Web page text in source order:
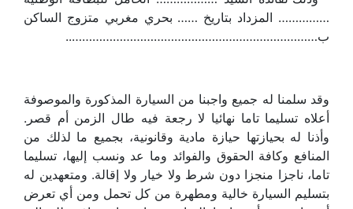
…………… المزداد بتاريخ …… بحري مغربي متزوج الساكن
ب………………………………………………………………..
وقد سلمنا له جميع واجبنا من السيارة المذكورة والموصوفة
أعلاه تسليما تاما نهائيا لا رجعة فيه طال الزمن أم قصر.
وأذنا له بحيازتها حيازة مادية وقانونية، بجميع ما لذلك من
المنافع وكافة الحقوق والفوائد وما عد ونسب إليها، تسليما
تاما، ناجزا منجزا دون شرط ولا خيار ولا إقالة. ومتعهدين له
بتسليم السيارة خالية ومطهرة من كل تحمل ومن أي تعرض